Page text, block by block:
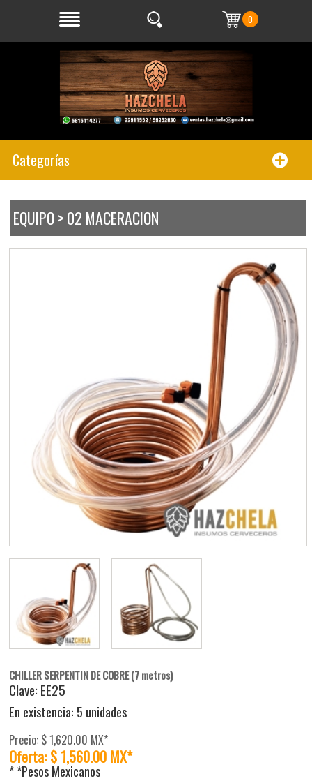
0
Categorías
EQUIPO > 02 MACERACION
CHILLER SERPENTIN DE COBRE (7 metros)
Clave: EE25
En existencia: 5 unidades
Precio: $ 1,620.00 MX*
Oferta: $ 1,560.00 MX*
* *Pesos Mexicanos